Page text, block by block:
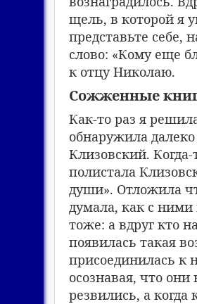
щель, в которой я
представьте себе,
слово: «Кому еще
к отцу Николаю.
Сожженные
Как-то раз я
обнаружила
Клизовский.
полистала
души». Отложила
думала, как с ними
тоже: а вдруг кто
появилась такая
присоединилась к
осознавая, что
резвились, а когда